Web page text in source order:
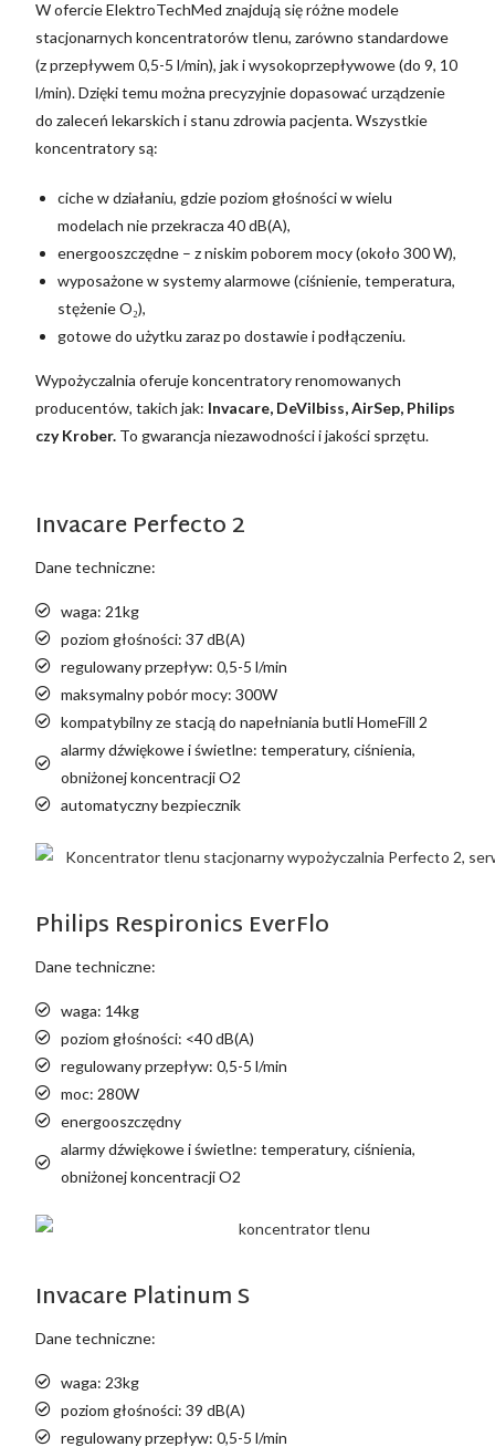
W ofercie ElektroTechMed znajdują się różne modele
stacjonarnych koncentratorów tlenu, zarówno standardowe
(z przepływem 0,5-5 l/min), jak i wysokoprzepływowe (do 9, 10
l/min). Dzięki temu można precyzyjnie dopasować urządzenie
do zaleceń lekarskich i stanu zdrowia pacjenta. Wszystkie
koncentratory są:
ciche w działaniu, gdzie poziom głośności w wielu
modelach nie przekracza 40 dB(A),
energooszczędne – z niskim poborem mocy (około 300 W),
wyposażone w systemy alarmowe (ciśnienie, temperatura,
stężenie O₂),
gotowe do użytku zaraz po dostawie i podłączeniu.
Wypożyczalnia oferuje koncentratory renomowanych
producentów, takich jak: Invacare, DeVilbiss, AirSep, Philips
czy Krober. To gwarancja niezawodności i jakości sprzętu.
Invacare Perfecto 2
Dane techniczne:
waga: 21kg
poziom głośności: 37 dB(A)
regulowany przepływ: 0,5-5 l/min
maksymalny pobór mocy: 300W
kompatybilny ze stacją do napełniania butli HomeFill 2
alarmy dźwiękowe i świetlne: temperatury, ciśnienia,
obniżonej koncentracji O2
automatyczny bezpiecznik
Philips Respironics EverFlo
Dane techniczne:
waga: 14kg
poziom głośności: <40 dB(A)
regulowany przepływ: 0,5-5 l/min
moc: 280W
energooszczędny
alarmy dźwiękowe i świetlne: temperatury, ciśnienia,
obniżonej koncentracji O2
Invacare Platinum S
Dane techniczne:
waga: 23kg
poziom głośności: 39 dB(A)
regulowany przepływ: 0,5-5 l/min